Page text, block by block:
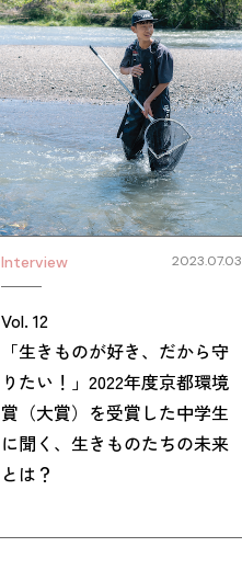
Interview 2023.07.03
Vol. 12
「生きものが好き、だから守
りたい！」2022年度京都環境
賞（大賞）を受賞した中学生
に聞く、生きものたちの未来
とは？